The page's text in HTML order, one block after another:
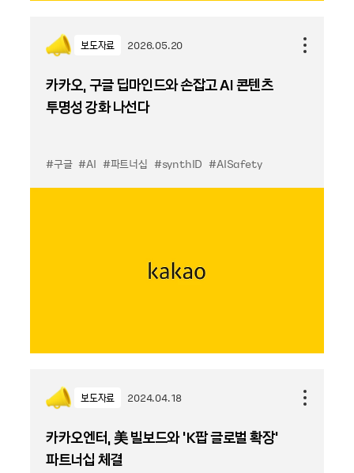
보도자료 2026.05.20
카카오, 구글 딥마인드와 손잡고 AI 콘텐츠
투명성 강화 나선다
#구글 #AI #파트너십 #synthID #AISafety
보도자료 2024.04.18
카카오엔터, 美 빌보드와 ‘K팝 글로벌 확장’
파트너십 체결